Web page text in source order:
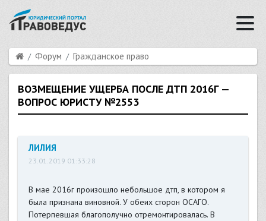
Форум Гражданское право
ВОЗМЕЩЕНИЕ УЩЕРБА ПОСЛЕ ДТП 2016Г —
ВОПРОС ЮРИСТУ №2553
ЛИЛИЯ
23.01.2019 01:33:28
В мае 2016г произошло небольшое дтп, в котором я
была признана виновной. У обеих сторон ОСАГО.
Потерпевшая благополучно отремонтировалась. В